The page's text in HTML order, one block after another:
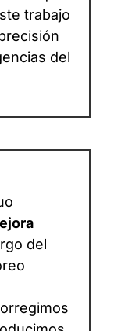
trabajo
del
del